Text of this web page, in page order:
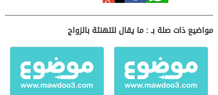
مواضيع ذات صلة بـ : ما يقال للتهنئة بالزواج